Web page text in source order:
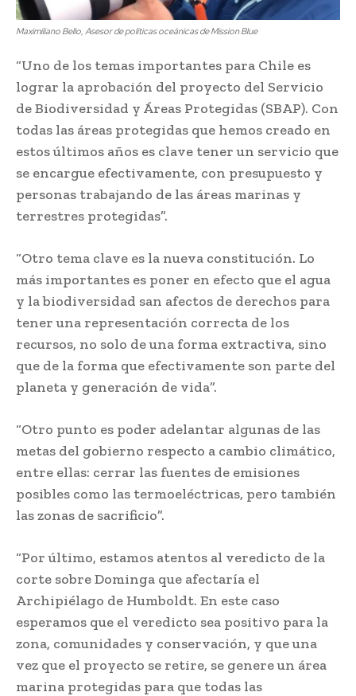
Maximiliano Bello, Asesor de políticas oceánicas de Mission Blue
“Uno de los temas importantes para Chile es
lograr la aprobación del proyecto del Servicio
de Biodiversidad y Áreas Protegidas (SBAP). Con
todas las áreas protegidas que hemos creado en
estos últimos años es clave tener un servicio que
se encargue efectivamente, con presupuesto y
personas trabajando de las áreas marinas y
terrestres protegidas”.
“Otro tema clave es la nueva constitución. Lo
más importantes es poner en efecto que el agua
y la biodiversidad san afectos de derechos para
tener una representación correcta de los
recursos, no solo de una forma extractiva, sino
que de la forma que efectivamente son parte del
planeta y generación de vida”.
“Otro punto es poder adelantar algunas de las
metas del gobierno respecto a cambio climático,
entre ellas: cerrar las fuentes de emisiones
posibles como las termoeléctricas, pero también
las zonas de sacrificio”.
“Por último, estamos atentos al veredicto de la
corte sobre Dominga que afectaría el
Archipiélago de Humboldt. En este caso
esperamos que el veredicto sea positivo para la
zona, comunidades y conservación, y que una
vez que el proyecto se retire, se genere un área
marina protegidas para que todas las